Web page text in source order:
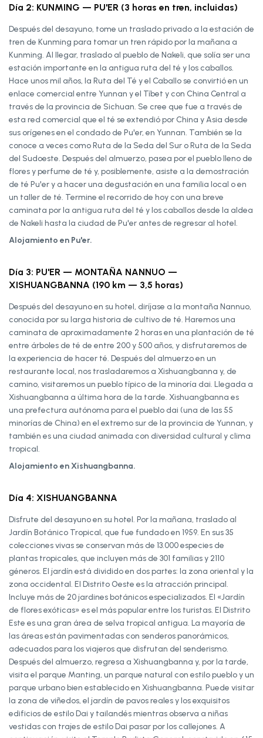
Día 2: KUNMING — PU'ER (3 horas en tren, incluidas)
Después del desayuno, tome un traslado privado a la estación de
tren de Kunming para tomar un tren rápido por la mañana a
Kunming. Al llegar, traslado al pueblo de Nakeli, que solía ser una
estación importante en la antigua ruta del té y los caballos.
Hace unos mil años, la Ruta del Té y el Caballo se convirtió en un
enlace comercial entre Yunnan y el Tíbet y con China Central a
través de la provincia de Sichuan. Se cree que fue a través de
esta red comercial que el té se extendió por China y Asia desde
sus orígenes en el condado de Pu'er, en Yunnan. También se la
conoce a veces como Ruta de la Seda del Sur o Ruta de la Seda
del Sudoeste. Después del almuerzo, pasea por el pueblo lleno de
flores y perfume de té y, posiblemente, asiste a la demostración
de té Pu'er y a hacer una degustación en una familia local o en
un taller de té. Termine el recorrido de hoy con una breve
caminata por la antigua ruta del té y los caballos desde la aldea
de Nakeli hasta la ciudad de Pu'er antes de regresar al hotel.
Alojamiento en Pu'er.
Día 3: PU'ER — MONTAÑA NANNUO —
XISHUANGBANNA (190 km — 3,5 horas)
Después del desayuno en su hotel, diríjase a la montaña Nannuo,
conocida por su larga historia de cultivo de té. Haremos una
caminata de aproximadamente 2 horas en una plantación de té
entre árboles de té de entre 200 y 500 años, y disfrutaremos de
la experiencia de hacer té. Después del almuerzo en un
restaurante local, nos trasladaremos a Xishuangbanna y, de
camino, visitaremos un pueblo típico de la minoría dai. Llegada a
Xishuangbanna a última hora de la tarde. Xishuangbanna es
una prefectura autónoma para el pueblo dai (una de las 55
minorías de China) en el extremo sur de la provincia de Yunnan, y
también es una ciudad animada con diversidad cultural y clima
tropical.
Alojamiento en Xishuangbanna.
Día 4: XISHUANGBANNA
Disfrute del desayuno en su hotel. Por la mañana, traslado al
Jardín Botánico Tropical, que fue fundado en 1959. En sus 35
colecciones vivas se conservan más de 13.000 especies de
plantas tropicales, que incluyen más de 301 familias y 2110
géneros. El jardín está dividido en dos partes: la zona oriental y la
zona occidental. El Distrito Oeste es la atracción principal.
Incluye más de 20 jardines botánicos especializados. El «Jardín
de flores exóticas» es el más popular entre los turistas. El Distrito
Este es una gran área de selva tropical antigua. La mayoría de
las áreas están pavimentadas con senderos panorámicos,
adecuados para los viajeros que disfrutan del senderismo.
Después del almuerzo, regresa a Xishuangbanna y, por la tarde,
visita el parque Manting, un parque natural con estilo pueblo y un
parque urbano bien establecido en Xishuangbanna. Puede visitar
la zona de viñedos, el jardín de pavos reales y los exquisitos
edificios de estilo Dai y tailandés mientras observa a niñas
vestidas con trajes de estilo Dai pasar por los callejones. A